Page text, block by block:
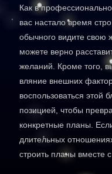
Как в
вас настало время
обычного видите свою
можете верно
желаний. Кроме того,
вляние внешних
воспользоваться этой
позицией, чтобы
конкретные планы.
длительных
строить планы вместе